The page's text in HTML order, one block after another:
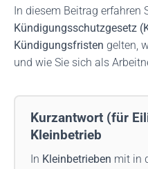
In diesem Beitrag erfahren
Kündigungsschutzgesetz
Kündigungsfristen gelten,
und wie Sie sich als
Kurzantwort (für
Kleinbetrieb
In Kleinbetrieben mit in